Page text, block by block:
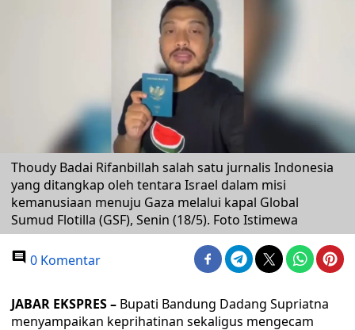
Thoudy Badai Rifanbillah salah satu jurnalis Indonesia
yang ditangkap oleh tentara Israel dalam misi
kemanusiaan menuju Gaza melalui kapal Global
Sumud Flotilla (GSF), Senin (18/5). Foto Istimewa
0 Komentar
JABAR EKSPRES – Bupati Bandung Dadang Supriatna
menyampaikan keprihatinan sekaligus mengecam